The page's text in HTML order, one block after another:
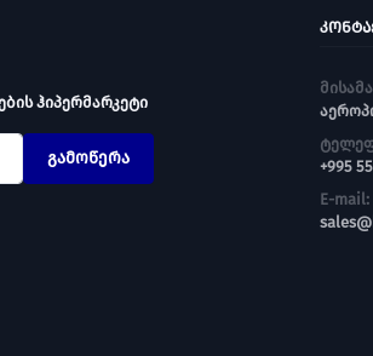
ჰიპერმარკეტი
გამოწერა
+995
E-mail: